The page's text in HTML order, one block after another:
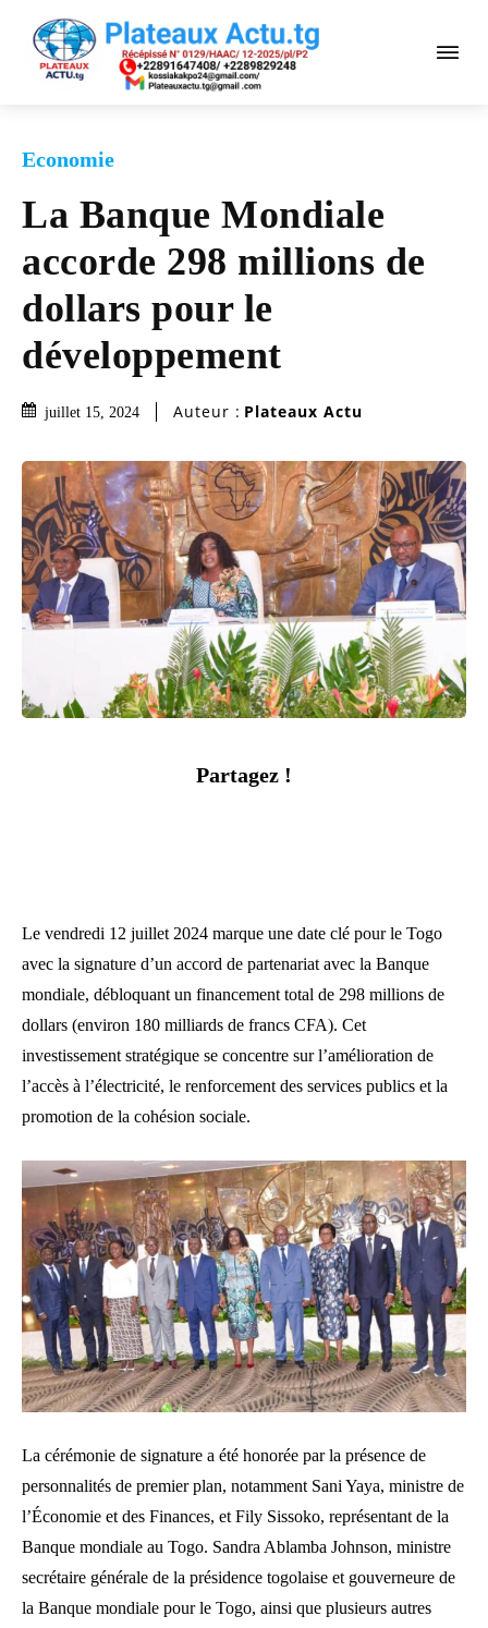
Economie
La Banque Mondiale
accorde 298 millions de
dollars pour le
développement
juillet 15, 2024 Auteur : Plateaux Actu
Partagez !
Le vendredi 12 juillet 2024 marque une date clé pour le Togo
avec la signature d’un accord de partenariat avec la Banque
mondiale, débloquant un financement total de 298 millions de
dollars (environ 180 milliards de francs CFA). Cet
investissement stratégique se concentre sur l’amélioration de
l’accès à l’électricité, le renforcement des services publics et la
promotion de la cohésion sociale.
La cérémonie de signature a été honorée par la présence de
personnalités de premier plan, notamment Sani Yaya, ministre de
l’Économie et des Finances, et Fily Sissoko, représentant de la
Banque mondiale au Togo. Sandra Ablamba Johnson, ministre
secrétaire générale de la présidence togolaise et gouverneure de
la Banque mondiale pour le Togo, ainsi que plusieurs autres